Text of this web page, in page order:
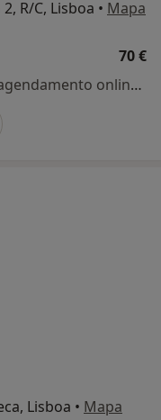
R/C, Lisboa • Mapa
70 €
Esse especialista não oferece agendamento online para esse endereço.
Lisboa • Mapa